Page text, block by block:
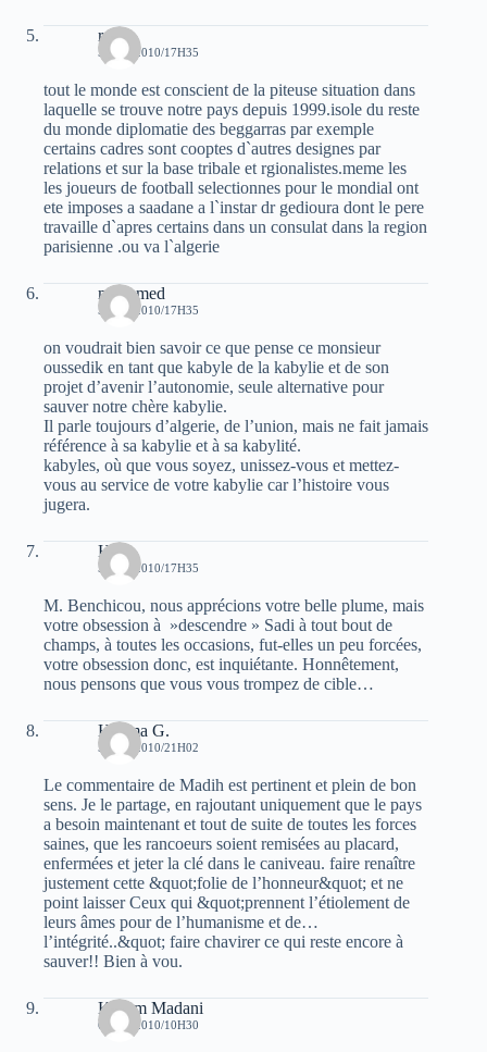
rami
5 MAI 2010/17H35
tout le monde est conscient de la piteuse situation dans
laquelle se trouve notre pays depuis 1999.isole du reste
du monde diplomatie des beggarras par exemple
certains cadres sont cooptes d`autres designes par
relations et sur la base tribale et rgionalistes.meme les
les joueurs de football selectionnes pour le mondial ont
ete imposes a saadane a l`instar dr gedioura dont le pere
travaille d`apres certains dans un consulat dans la region
parisienne .ou va l`algerie
mohamed
5 MAI 2010/17H35
on voudrait bien savoir ce que pense ce monsieur
oussedik en tant que kabyle de la kabylie et de son
projet d’avenir l’autonomie, seule alternative pour
sauver notre chère kabylie.
Il parle toujours d’algerie, de l’union, mais ne fait jamais
référence à sa kabylie et à sa kabylité.
kabyles, où que vous soyez, unissez-vous et mettez-
vous au service de votre kabylie car l’histoire vous
jugera.
Hsen
5 MAI 2010/17H35
M. Benchicou, nous apprécions votre belle plume, mais
votre obsession à »descendre » Sadi à tout bout de
champs, à toutes les occasions, fut-elles un peu forcées,
votre obsession donc, est inquiétante. Honnêtement,
nous pensons que vous vous trompez de cible…
Halima G.
5 MAI 2010/21H02
Le commentaire de Madih est pertinent et plein de bon
sens. Je le partage, en rajoutant uniquement que le pays
a besoin maintenant et tout de suite de toutes les forces
saines, que les rancoeurs soient remisées au placard,
enfermées et jeter la clé dans le caniveau. faire renaître
justement cette &quot;folie de l’honneur&quot; et ne
point laisser Ceux qui &quot;prennent l’étiolement de
leurs âmes pour de l’humanisme et de…
l’intégrité..&quot; faire chavirer ce qui reste encore à
sauver!! Bien à vou.
Kacem Madani
6 MAI 2010/10H30